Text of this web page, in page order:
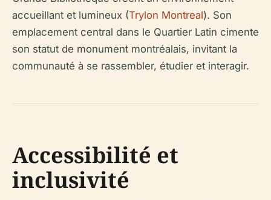
accueillant et lumineux (Trylon Montreal). Son
emplacement central dans le Quartier Latin cimente
son statut de monument montréalais, invitant la
communauté à se rassembler, étudier et interagir.
Accessibilité et
inclusivité